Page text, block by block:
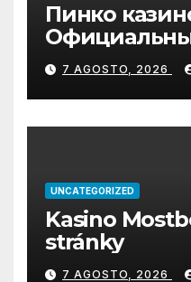
Пинко
играть
вход
7 AGOSTO, 2026
UNCATEGORIZED
Kasino
stránky
7 AGOSTO, 2026